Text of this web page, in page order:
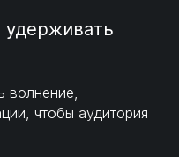
удерживать
волнение,
чтобы аудитория